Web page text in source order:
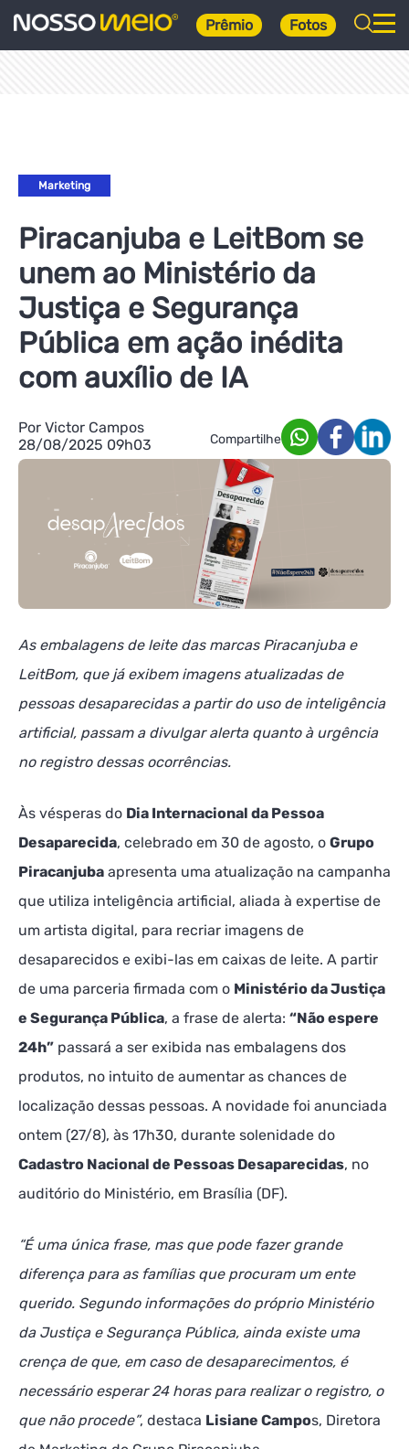
Prêmio Fotos
Marketing
Piracanjuba e LeitBom se
unem ao Ministério da
Justiça e Segurança
Pública em ação inédita
com auxílio de IA
Por Victor Campos
28/08/2025 09h03
Compartilhe
As embalagens de leite das marcas Piracanjuba e
LeitBom, que já exibem imagens atualizadas de
pessoas desaparecidas a partir do uso de inteligência
artificial, passam a divulgar alerta quanto à urgência
no registro dessas ocorrências.
Às vésperas do Dia Internacional da Pessoa
Desaparecida, celebrado em 30 de agosto, o Grupo
Piracanjuba apresenta uma atualização na campanha
que utiliza inteligência artificial, aliada à expertise de
um artista digital, para recriar imagens de
desaparecidos e exibi-las em caixas de leite. A partir
de uma parceria firmada com o Ministério da Justiça
e Segurança Pública, a frase de alerta: “Não espere
24h” passará a ser exibida nas embalagens dos
produtos, no intuito de aumentar as chances de
localização dessas pessoas. A novidade foi anunciada
ontem (27/8), às 17h30, durante solenidade do
Cadastro Nacional de Pessoas Desaparecidas, no
auditório do Ministério, em Brasília (DF).
“É uma única frase, mas que pode fazer grande
diferença para as famílias que procuram um ente
querido. Segundo informações do próprio Ministério
da Justiça e Segurança Pública, ainda existe uma
crença de que, em caso de desaparecimentos, é
necessário esperar 24 horas para realizar o registro, o
que não procede”, destaca Lisiane Campos, Diretora